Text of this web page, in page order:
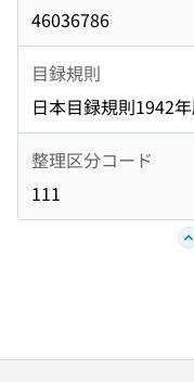
46036786
目録規則
日本目録規則1942
整理区分コード
111